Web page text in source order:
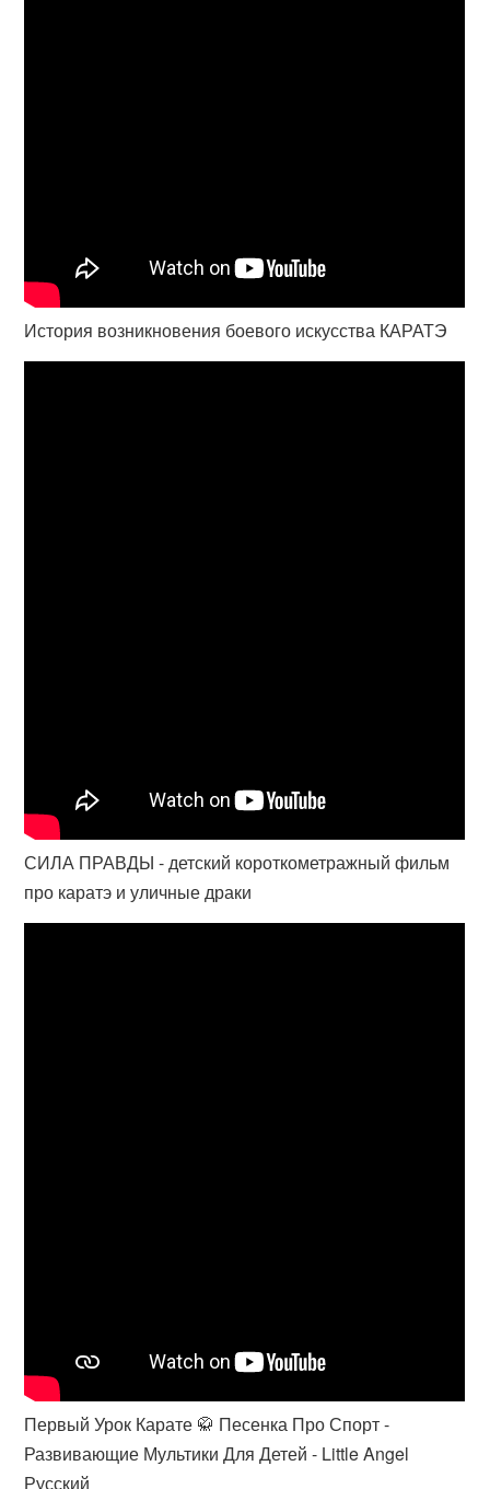
История возникновения боевого искусства КАРАТЭ
СИЛА ПРАВДЫ - детский короткометражный фильм
про каратэ и уличные драки
Первый Урок Карате 🥋 Песенка Про Спорт -
Развивающие Мультики Для Детей - Little Angel
Русский